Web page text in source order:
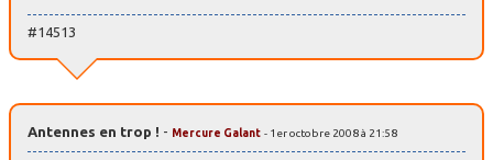
#14513
Antennes en trop ! - Mercure Galant - 1er octobre 2008 à 21:58